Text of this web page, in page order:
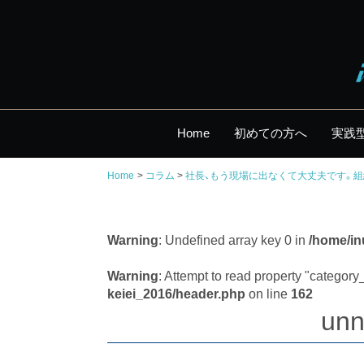
Home 初めての方へ 実践
Home コラム 社長、もう現場に出なくて大丈夫です。
Warning: Undefined array key 0 in /home/
Warning: Attempt to read property
keiei_2016/header.php on line 162